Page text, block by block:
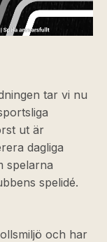
tar vi nu
ut är
dagliga
spelarna
spelidé.
och har